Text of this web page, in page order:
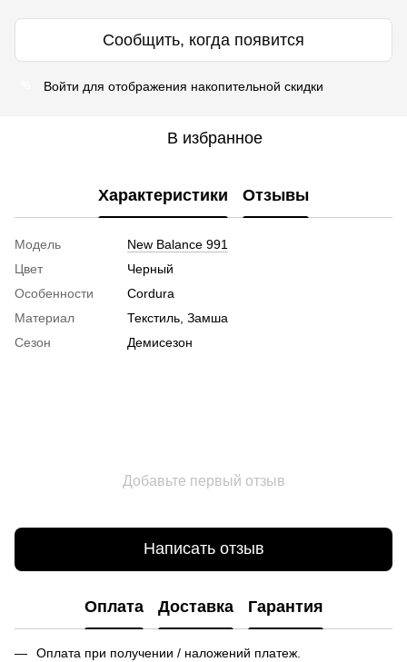
Сообщить, когда появится
Войти для отображения накопительной скидки
В избранное
Характеристики Отзывы
Модель
New Balance 991
Цвет
Черный
Особенности
Cordura
Материал
Текстиль, Замша
Сезон
Демисезон
Добавьте первый отзыв
Написать отзыв
Оплата Доставка Гарантия
Оплата при получении / наложений платеж.